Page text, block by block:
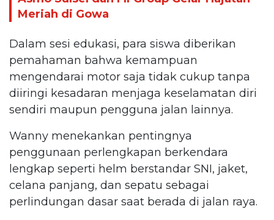
Meriah di Gowa
Dalam sesi edukasi, para siswa diberikan
pemahaman bahwa kemampuan
mengendarai motor saja tidak cukup tanpa
diiringi kesadaran menjaga keselamatan diri
sendiri maupun pengguna jalan lainnya.
Wanny menekankan pentingnya
penggunaan perlengkapan berkendara
lengkap seperti helm berstandar SNI, jaket,
celana panjang, dan sepatu sebagai
perlindungan dasar saat berada di jalan raya.